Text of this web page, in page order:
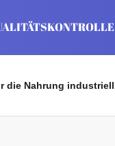
die Nahrung industriell